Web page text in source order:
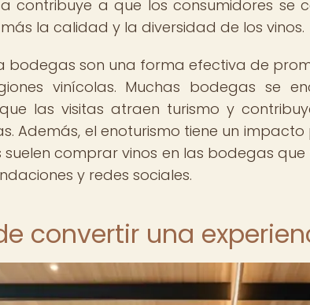
contribuye a que los consumidores se
la calidad y la diversidad de los vinos.
bodegas son una forma efectiva de
vinícolas. Muchas bodegas se
las visitas atraen turismo y
Además, el enoturismo tiene un
comprar vinos en las bodegas que
y redes sociales.
convertir una